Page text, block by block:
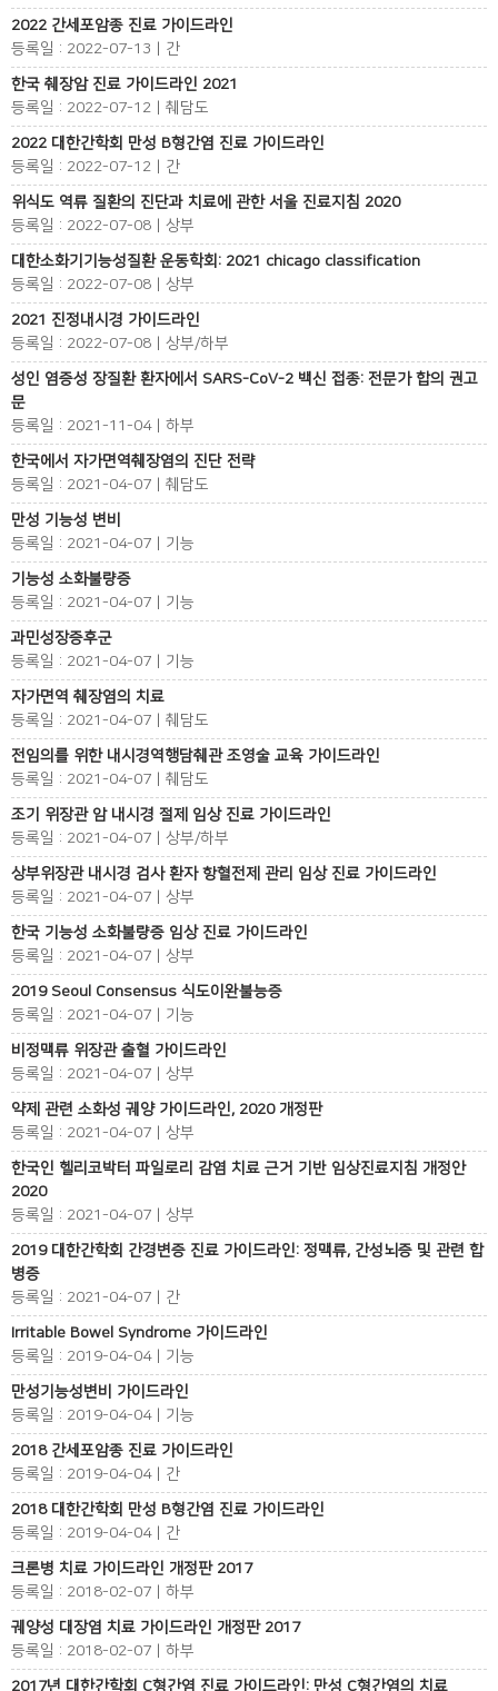
2022 간세포암종 진료 가이드라인
등록일 : 2022-07-13 | 간
한국 췌장암 진료 가이드라인 2021
등록일 : 2022-07-12 | 췌담도
2022 대한간학회 만성 B형간염 진료 가이드라인
등록일 : 2022-07-12 | 간
위식도 역류 질환의 진단과 치료에 관한 서울 진료지침 2020
등록일 : 2022-07-08 | 상부
대한소화기기능성질환 운동학회: 2021 chicago classification
등록일 : 2022-07-08 | 상부
2021 진정내시경 가이드라인
등록일 : 2022-07-08 | 상부/하부
성인 염증성 장질환 환자에서 SARS-CoV-2 백신 접종: 전문가 합의 권고
문
등록일 : 2021-11-04 | 하부
한국에서 자가면역췌장염의 진단 전략
등록일 : 2021-04-07 | 췌담도
만성 기능성 변비
등록일 : 2021-04-07 | 기능
기능성 소화불량증
등록일 : 2021-04-07 | 기능
과민성장증후군
등록일 : 2021-04-07 | 기능
자가면역 췌장염의 치료
등록일 : 2021-04-07 | 췌담도
전임의를 위한 내시경역행담췌관 조영술 교육 가이드라인
등록일 : 2021-04-07 | 췌담도
조기 위장관 암 내시경 절제 임상 진료 가이드라인
등록일 : 2021-04-07 | 상부/하부
상부위장관 내시경 검사 환자 항혈전제 관리 임상 진료 가이드라인
등록일 : 2021-04-07 | 상부
한국 기능성 소화불량증 임상 진료 가이드라인
등록일 : 2021-04-07 | 상부
2019 Seoul Consensus 식도이완불능증
등록일 : 2021-04-07 | 기능
비정맥류 위장관 출혈 가이드라인
등록일 : 2021-04-07 | 상부
약제 관련 소화성 궤양 가이드라인, 2020 개정판
등록일 : 2021-04-07 | 상부
한국인 헬리코박터 파일로리 감염 치료 근거 기반 임상진료지침 개정안
2020
등록일 : 2021-04-07 | 상부
2019 대한간학회 간경변증 진료 가이드라인: 정맥류, 간성뇌증 및 관련 합
병증
등록일 : 2021-04-07 | 간
Irritable Bowel Syndrome 가이드라인
등록일 : 2019-04-04 | 기능
만성기능성변비 가이드라인
등록일 : 2019-04-04 | 기능
2018 간세포암종 진료 가이드라인
등록일 : 2019-04-04 | 간
2018 대한간학회 만성 B형간염 진료 가이드라인
등록일 : 2019-04-04 | 간
크론병 치료 가이드라인 개정판 2017
등록일 : 2018-02-07 | 하부
궤양성 대장염 치료 가이드라인 개정판 2017
등록일 : 2018-02-07 | 하부
2017년 대한간학회 C형간염 진료 가이드라인: 만성 C형간염의 치료